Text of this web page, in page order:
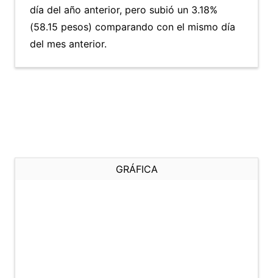
día del año anterior, pero subió un 3.18%
(58.15 pesos) comparando con el mismo día
del mes anterior.
GRÁFICA